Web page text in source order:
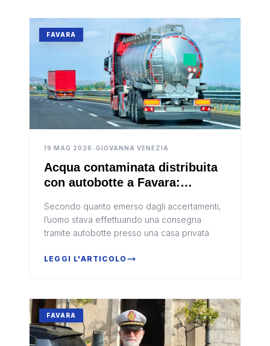
FAVARA
19 MAG 2026 •GIOVANNA VENEZIA
Acqua contaminata distribuita
con autobotte a Favara:
sequestrati mezzo e pozzo
Secondo quanto emerso dagli accertamenti,
l’uomo stava effettuando una consegna
tramite autobotte presso una casa privata
LEGGI L'ARTICOLO
FAVARA